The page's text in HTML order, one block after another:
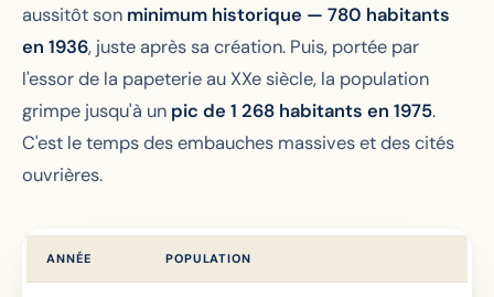
aussitôt son minimum historique — 780 habitants
en 1936, juste après sa création. Puis, portée par
l'essor de la papeterie au XXe siècle, la population
grimpe jusqu'à un pic de 1 268 habitants en 1975.
C'est le temps des embauches massives et des cités
ouvrières.
ANNÉE POPULATION